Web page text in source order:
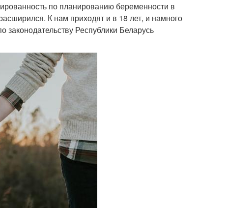
по планированию беременности в
К нам приходят и в 18 лет, и намного
законодательству Республики Беларусь